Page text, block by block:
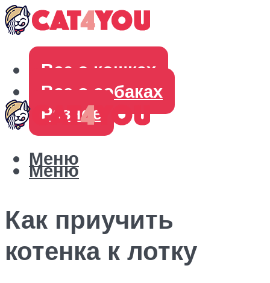
Все о кошках
Все о собаках
Разное
Меню
Меню
Как приучить
котенка к лотку